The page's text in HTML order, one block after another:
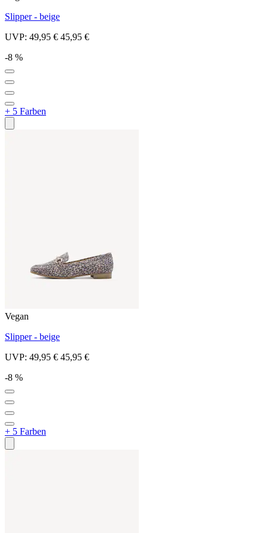
Slipper - beige
UVP: 49,95 € 45,95 €
-8 %
+ 5 Farben
Vegan
Slipper - beige
UVP: 49,95 € 45,95 €
-8 %
+ 5 Farben